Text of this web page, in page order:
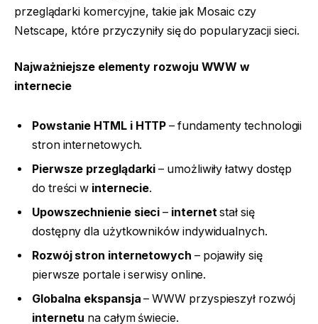
przeglądarki komercyjne, takie jak Mosaic czy
Netscape, które przyczyniły się do popularyzacji sieci.
Najważniejsze elementy rozwoju WWW w
internecie
Powstanie HTML i HTTP – fundamenty technologii
stron internetowych.
Pierwsze przeglądarki – umożliwiły łatwy dostęp
do treści w internecie.
Upowszechnienie sieci – internetstał się
dostępny dla użytkowników indywidualnych.
Rozwój stron internetowych – pojawiły się
pierwsze portale i serwisy online.
Globalna ekspansja – WWW przyspieszył rozwój
internetu na całym świecie.